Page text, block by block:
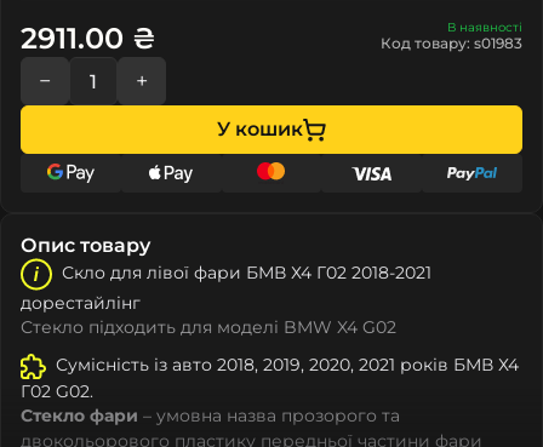
В наявності
Код товару: s01983
2911.00 ₴
− +
У кошик
Опис товару
Скло для лівої фари БМВ Х4 Г02 2018-2021
дорестайлінг
Стекло підходить для моделі BMW X4 G02
Сумісність із авто 2018, 2019, 2020, 2021 років БМВ Х4
Г02 G02.
Стекло фари – умовна назва прозорого та
двокольорового пластику передньої частини фари